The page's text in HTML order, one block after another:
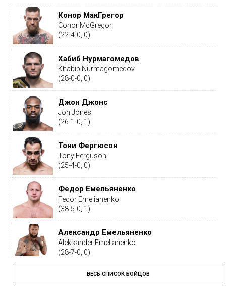
Конор МакГрегор
Conor McGregor
(22-4-0, 0)
Хабиб Нурмагомедов
Khabib Nurmagomedov
(28-0-0, 0)
Джон Джонс
Jon Jones
(26-1-0, 1)
Тони Фергюсон
Tony Ferguson
(25-4-0, 0)
Федор Емельяненко
Fedor Emelianenko
(38-5-0, 1)
Александр Емельяненко
Aleksander Emelianenko
(28-7-0, 0)
Тайрон Вудли
Tyron Woodley
ВЕСЬ СПИСОК БОЙЦОВ